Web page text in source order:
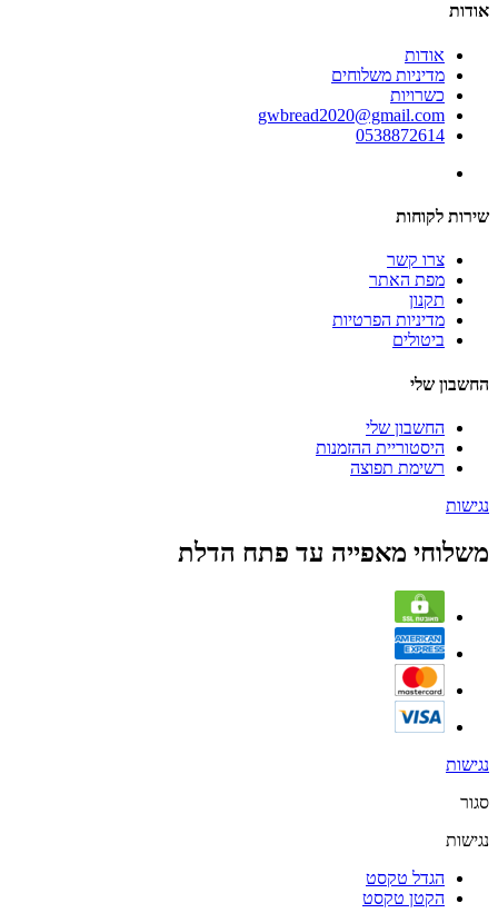
אודות
אודות
מדיניות משלוחים
כשרויות
gwbread2020@gmail.com
0538872614
שירות לקוחות
צרו קשר
מפת האתר
תקנון
מדיניות הפרטיות
ביטולים
החשבון שלי
החשבון שלי
היסטוריית ההזמנות
רשימת תפוצה
נגישות
משלוחי מאפייה עד פתח הדלת
נגישות
סגור
נגישות
הגדל טקסט
הקטן טקסט